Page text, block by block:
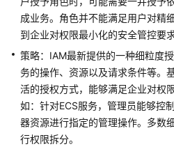
视
频
帮
助
AOM
1.0
文
成业务。角色并不能满足用户对精
到企业对权限最小化的安全管控要求
策略：IAM最新提供的一种细粒度
务的操作、资源以及请求条件等。
活的授权方式，能够满足企业对权
如：针对ECS服务，管理员能够控
器资源进行指定的管理操作。多数
行权限拆分。